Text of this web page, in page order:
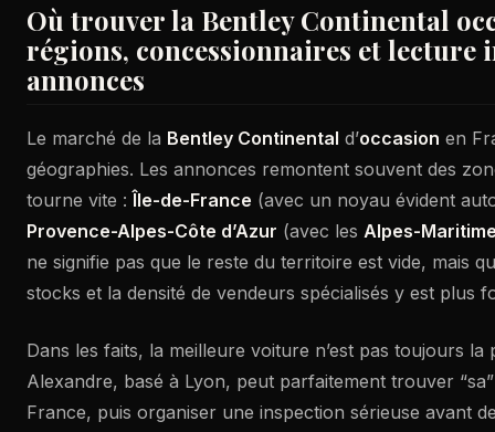
Où trouver la Bentley Continental
régions, concessionnaires et lecture
annonces
Le marché de la Bentley Continental d’occasion en
géographies. Les annonces remontent souvent des
tourne vite :Île-de-France (avec un noyau évident
Provence-Alpes-Côte d’Azur (avec les Alpes-
ne signifie pas que le reste du territoire est vide, mais
stocks et la densité de vendeurs spécialisés y est plus
Dans les faits, la meilleure voiture n’est pas toujours la
Alexandre, basé à Lyon, peut parfaitement trouver
France, puis organiser une inspection sérieuse avant